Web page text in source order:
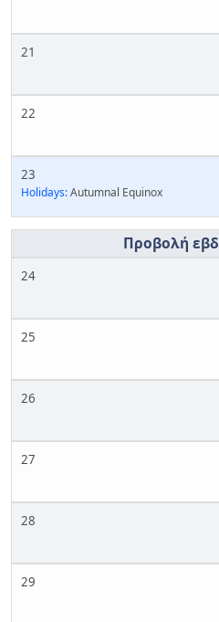
21
22
23
Holidays:Autumnal Equinox
24
25
26
27
28
29